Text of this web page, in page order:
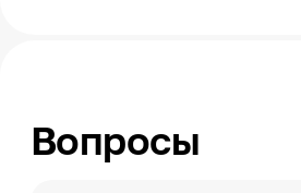
Вопросы